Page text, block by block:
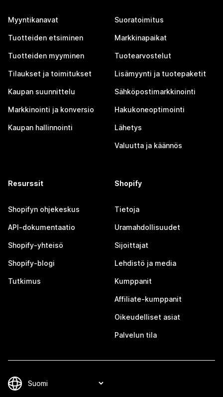
Myyntikanavat
Tuotteiden etsiminen
Tuotteiden myyminen
Tilaukset ja toimitukset
Kaupan suunnittelu
Markkinointi ja konversio
Kaupan hallinnointi
Suoratoimitus
Markkinapaikat
Tuotearvostelut
Lisämyynti ja tuotepaketit
Sähköpostimarkkinointi
Hakukoneoptimointi
Lähetys
Valuutta ja käännös
Resurssit
Shopifyn ohjekeskus
API-dokumentaatio
Shopify-yhteisö
Shopify-blogi
Tutkimus
Shopify
Tietoja
Uramahdollisuudet
Sijoittajat
Lehdistö ja media
Kumppanit
Affiliate-kumppanit
Oikeudelliset asiat
Palvelun tila